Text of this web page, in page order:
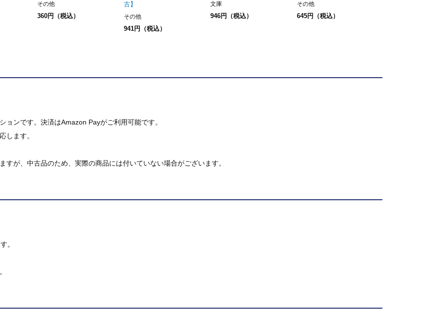
その他
360円（税込）
古】
その他
941円（税込）
文庫
946円（税込）
その他
645円（税込）
ョンです。決済はAmazon Payがご利用可能です。
します。
すが、中古品のため、実際の商品には付いていない場合がございます。
。